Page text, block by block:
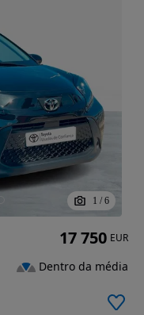
1 / 6
17 750 EUR
Dentro da média